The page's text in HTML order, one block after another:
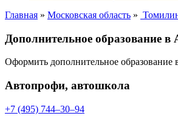
Главная » Московская область »
Дополнительное образование
Оформить дополнительное
Автопрофи, автошкола
+7 (495) 744‒30‒94